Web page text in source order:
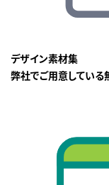
デザイン素材集
弊社でご用意している